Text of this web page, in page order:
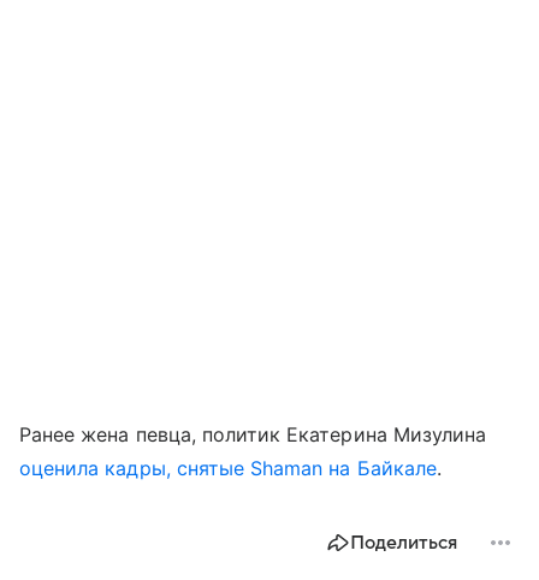
Ранее жена певца, политик Екатерина Мизулина
оценила кадры, снятые Shaman на Байкале.
Поделиться